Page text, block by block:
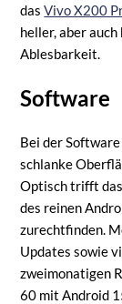
dasVivo X200
heller, aber
Ablesbarkeit.
Software
Bei der
schlanke
Optisch trifft das
des reinen
zurechtfinden.
Updates sowie
zweimonatigen
60 mit Android